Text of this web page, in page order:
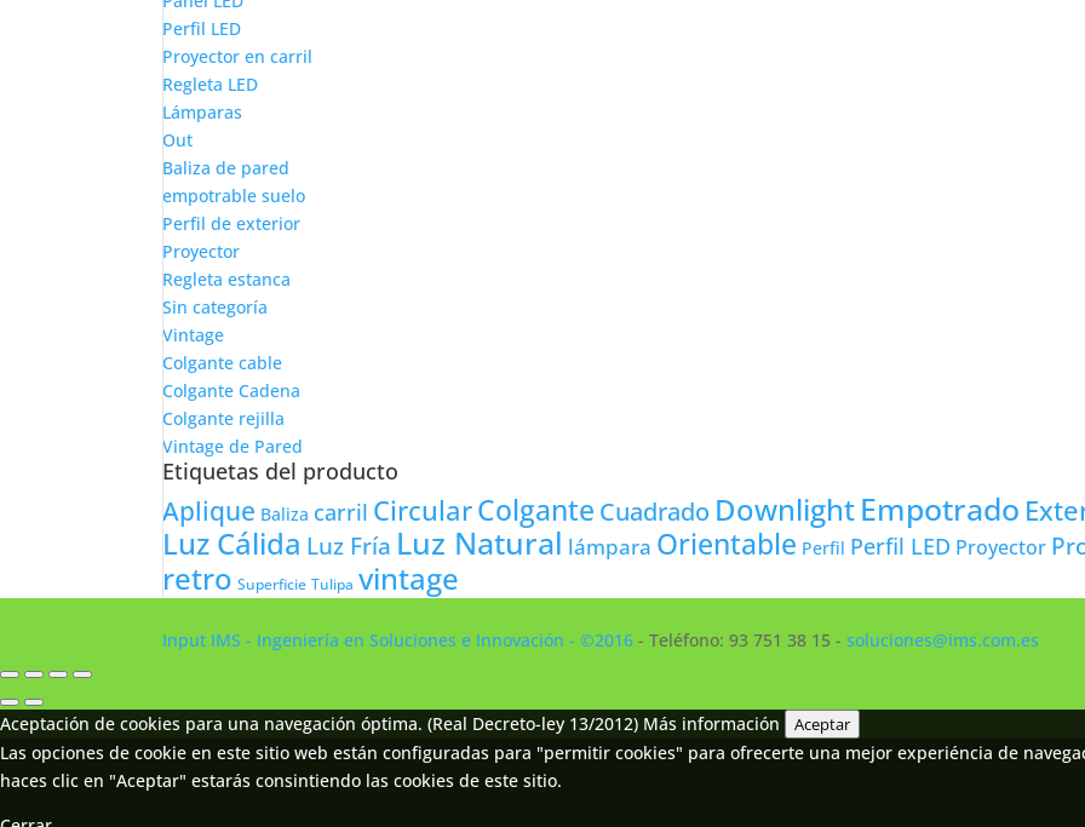
Perfil LED
Proyector en carril
Regleta LED
Lámparas
Out
Baliza de pared
empotrable suelo
Perfil de exterior
Proyector
Regleta estanca
Sin categoría
Vintage
Colgante cable
Colgante Cadena
Colgante rejilla
Vintage de Pared
Etiquetas del producto
Aplique Baliza carril CircularColgante Cuadrado DownlightEmpotrado
Luz Cálida Luz Fría Luz Natural lámpara Orientable Perfil Perfil LED Proyector
retro Superficie Tulipa vintage
Input IMS - Ingeniería en Soluciones e Innovación - ©2016 - Teléfono: 93 751 38 15 -soluciones@ims.com.es
Aceptación de cookies para una navegación óptima. (Real Decreto-ley 13/2012) Más información Aceptar
Las opciones de cookie en este sitio web están configuradas para "permitir cookies" para ofrecerte una mejor experiéncia de
haces clic en "Aceptar" estarás consintiendo las cookies de este sitio.